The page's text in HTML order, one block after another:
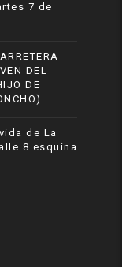
7 de
DEL
DE
de La
8 esquina